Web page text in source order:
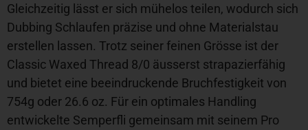
Gleichzeitig lässt er sich mühelos teilen, wodurch sich
Dubbing Schlaufen präzise und ohne Materialstau
erstellen lassen. Trotz seiner feinen Grösse ist der
Classic Waxed Thread 8/0 äusserst strapazierfähig
und bietet eine beeindruckende Bruchfestigkeit von
754g oder 26.6 oz. Für ein optimales Handling
entwickelte Semperfli gemeinsam mit seinem Pro